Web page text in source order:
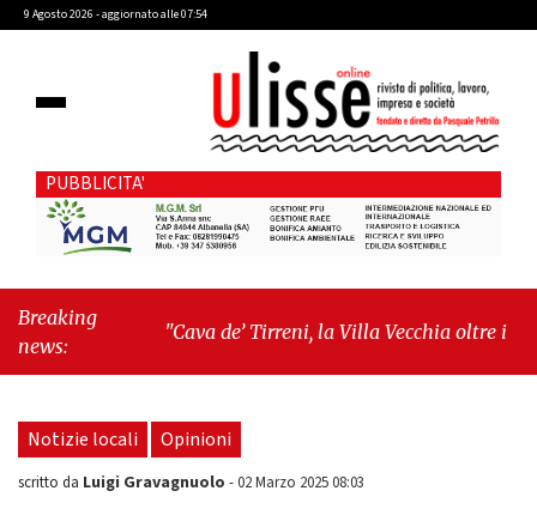
9 Agosto 2026 - aggiornato alle 07:54
PUBBLICITA'
Breaking
news:
"Cava de’ Tirreni, la Villa Vecchia oltre i vandali:
consiliare: “Serve chiarezza!”"
Notizie locali Opinioni
scritto da Luigi Gravagnuolo -02 Marzo 2025 08:03